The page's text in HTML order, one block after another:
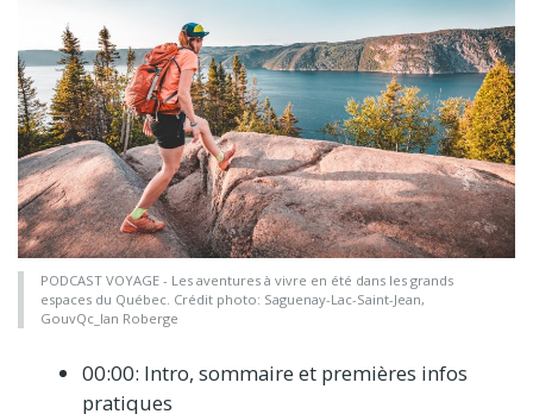
PODCAST VOYAGE - Les aventures à vivre en été dans les grands
espaces du Québec. Crédit photo: Saguenay-Lac-Saint-Jean,
GouvQc_Ian Roberge
00:00: Intro, sommaire et premières infos
pratiques